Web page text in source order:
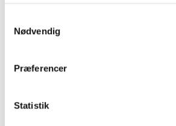
Nødvendig
Præferencer
Statistik
Affaldsbeholder med pedal - Rustfri
Frontbetjening - 30 liter - Hvid
Flot pedalspand i rustfri stål med hvid
Affaldsbeholderen er udført i det
Affaldsbeholderen er fingeraftryks